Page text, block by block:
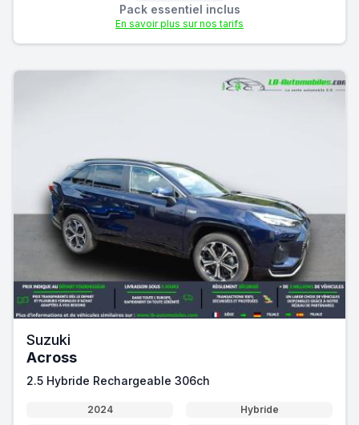
Pack essentiel inclus
En savoir plus sur nos tarifs
Suzuki
Across
2.5 Hybride Rechargeable 306ch
2024
Hybride